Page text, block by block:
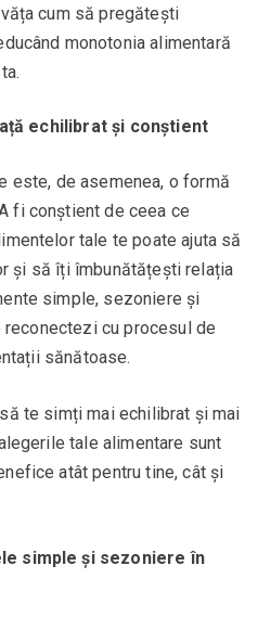
cum să pregătești
monotonia alimentară
echilibrat și conștient
este, de asemenea, o formă
fi conștient de ceea ce
tale te poate ajuta să
și să îți îmbunătățești relația
simple, sezoniere și
cu procesul de
sănătoase.
te simți mai echilibrat și mai
tale alimentare sunt
atât pentru tine, cât și
simple și sezoniere în